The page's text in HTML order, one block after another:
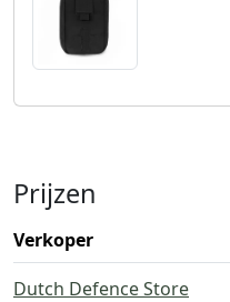
Prijzen
Verkoper
Dutch Defence Store